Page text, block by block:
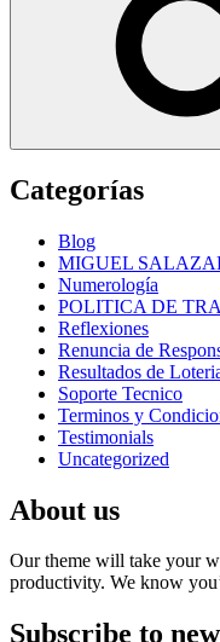
Categorías
Blog
MIGUEL
Numerología
POLITICA DE
Reflexiones
Renuncia de
Resultados de
Soporte Tecnico
Terminos y
Testimonials
Uncategorized
About us
Our theme will take your
productivity. We know
Subscribe to